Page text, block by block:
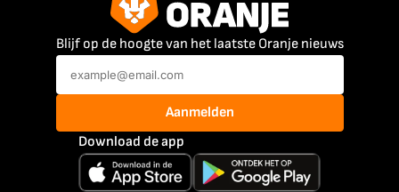
Blijf op de hoogte van het laatste Oranje nieuws
Aanmelden
Download de app